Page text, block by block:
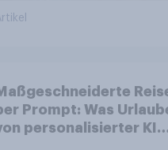
Prompt: Was
personalisierter KI